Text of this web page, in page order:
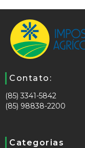
Contato:
(85) 3341-5842
(85) 98838-2200
Categorias